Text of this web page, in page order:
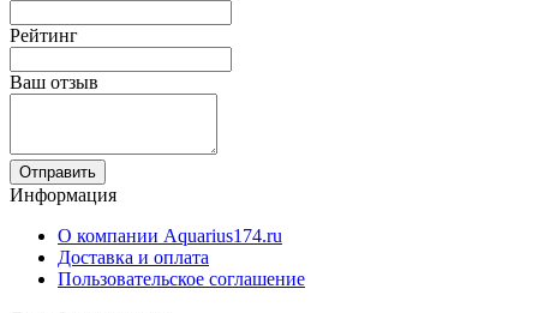
Рейтинг
Ваш отзыв
Отправить
Информация
О компании Aquarius174.ru
Доставка и оплата
Пользовательское соглашение